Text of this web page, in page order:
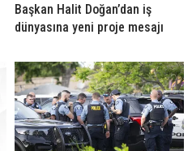
Başkan Halit Doğan’dan iş
dünyasına yeni proje mesajı